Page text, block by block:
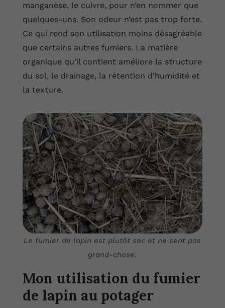
manganèse, le cuivre, pour n’en nommer que
quelques-uns. Son odeur n’est pas trop forte.
Ce qui rend son utilisation moins désagréable
que certains autres fumiers. La matière
organique qu’il contient améliore la structure
du sol, le drainage, la rétention d’humidité et
la texture.
Le fumier de lapin est plutôt sec et ne sent pas
grand-chose.
Mon utilisation du fumier
de lapin au potager